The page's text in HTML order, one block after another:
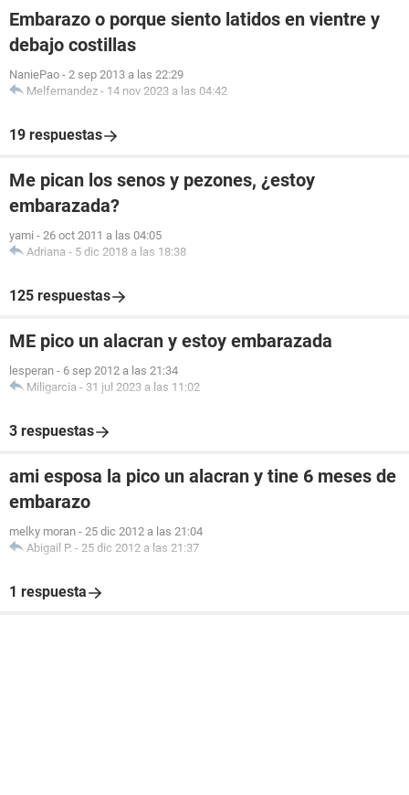
Embarazo o porque siento latidos en vientre y
debajo costillas
NaniePao - 2 sep 2013 a las 22:29
Melfernandez - 14 nov 2023 a las 04:42
19 respuestas
Me pican los senos y pezones, ¿estoy
embarazada?
yami - 26 oct 2011 a las 04:05
Adriana - 5 dic 2018 a las 18:38
125 respuestas
ME pico un alacran y estoy embarazada
lesperan - 6 sep 2012 a las 21:34
Miligarcia - 31 jul 2023 a las 11:02
3 respuestas
ami esposa la pico un alacran y tine 6 meses de
embarazo
melky moran - 25 dic 2012 a las 21:04
Abigail P. - 25 dic 2012 a las 21:37
1 respuesta